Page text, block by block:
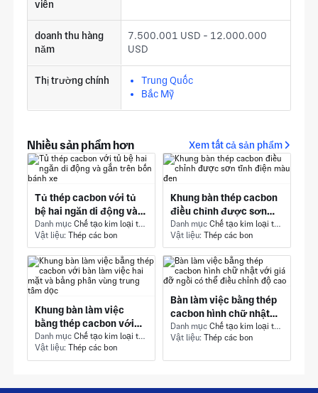
viên
doanh thu hàng
năm
7.500.001 USD - 12.000.000
USD
Thị trường chính
Trung Quốc
Bắc Mỹ
Nhiều sản phẩm hơn Xem tất cả sản phẩm
Tủ thép cacbon với tủ
bệ hai ngăn di động và
gắn trên bốn bánh xe
Danh mục Chế tạo kim loại tấm - Phần kết cấu
Vật liệu: Thép các bon
Khung bàn thép cacbon
điều chỉnh được sơn
tĩnh điện màu đen
Danh mục Chế tạo kim loại tấm - Phần kết cấu
Vật liệu: Thép các bon
Khung bàn làm việc
bằng thép cacbon với
bàn làm việc hai mặt và
bảng phân vùng trung
tâm dọc
Danh mục Chế tạo kim loại tấm - Phần kết cấu
Vật liệu: Thép các bon
Bàn làm việc bằng thép
cacbon hình chữ nhật
với giá đỡ ngồi có thể
điều chỉnh độ cao
Danh mục Chế tạo kim loại tấm - Phần kết cấu
Vật liệu: Thép các bon